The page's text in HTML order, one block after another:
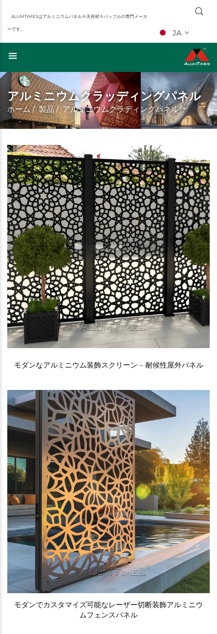
ALUMTIMESはアルミニウムパネル※天井材※バッフルの専門メーカ
ーです。 JA
アルミニウムクラッディングパネル
ホーム/製品/アルミニウムクラディングパネル
モダンなアルミニウム装飾スクリーン – 耐候性屋外パネル
モダンでカスタマイズ可能なレーザー切断装飾アルミニウ
ムフェンスパネル